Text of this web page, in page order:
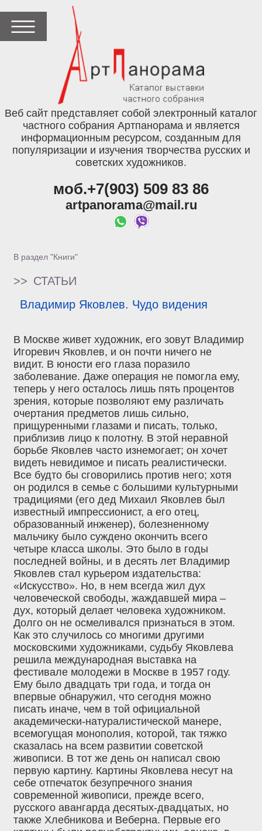
Веб сайт представляет собой электронный каталог
частного собрания Артпанорама и является
информационным ресурсом, созданным для
популяризации и изучения творчества русских и
советских художников.
моб.+7(903) 509 83 86
artpanorama@mail.ru
В раздел "Книги"
>> СТАТЬИ
Владимир Яковлев. Чудо видения
В Москве живет художник, его зовут Владимир
Игоревич Яковлев, и он почти ничего не
видит. В юности его глаза поразило
заболевание. Даже операция не помогла ему,
теперь у него осталось лишь пять процентов
зрения, которые позволяют ему различать
очертания предметов лишь сильно,
прищуренными глазами и писать, только,
приблизив лицо к полотну. В этой неравной
борьбе Яковлев часто изнемогает; он хочет
видеть невидимое и писать реалистически.
Все будто бы сговорились против него; хотя
он родился в семье с большими культурными
традициями (его дед Михаил Яковлев был
известный импрессионист, а его отец,
образованный инженер), болезненному
мальчику было суждено окончить всего
четыре класса школы. Это было в годы
последней войны, и в десять лет Владимир
Яковлев стал курьером издательства:
«Искусство». Но, в нем всегда жил дух
человеческой свободы, жаждавшей мира –
дух, который делает человека художником.
Долго он не осмеливался признаться в этом.
Как это случилось со многими другими
московскими художниками, судьбу Яковлева
решила международная выставка на
фестивале молодежи в Москве в 1957 году.
Ему было двадцать три года, и тогда он
впервые обнаружил, что сегодня можно
писать иначе, чем в той официальной
академически-натуралистической манере,
всемогущая монополия, которой, так тяжко
сказалась на всем развитии советской
живописи. В тот же день он написал свою
первую картину. Картины Яковлева несут на
себе отпечаток безупречного знания
современной живописи, прежде всего,
русского авангарда десятых-двадцатых, но
также Хлебникова и Веберна. Первые его